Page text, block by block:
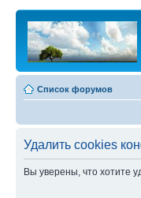
Список форумов
Удалить cookies
Вы уверены, что хотите